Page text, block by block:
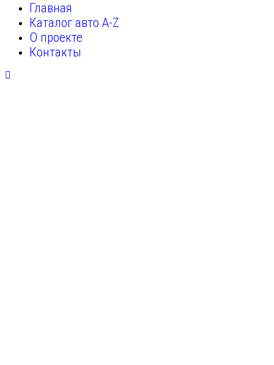
Главная
Каталог авто A-Z
О проекте
Контакты